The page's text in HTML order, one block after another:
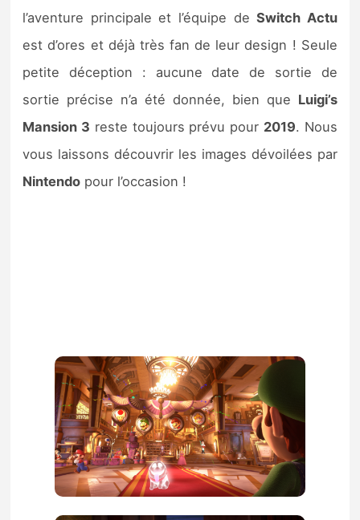
l’aventure principale et l’équipe deSwitch Actu
est d’ores et déjà très fan de leur design ! Seule
petite déception : aucune date de sortie de
sortie précise n’a été donnée, bien que Luigi’s
Mansion 3 reste toujours prévu pour 2019. Nous
vous laissons découvrir les images dévoilées par
Nintendo pour l’occasion !